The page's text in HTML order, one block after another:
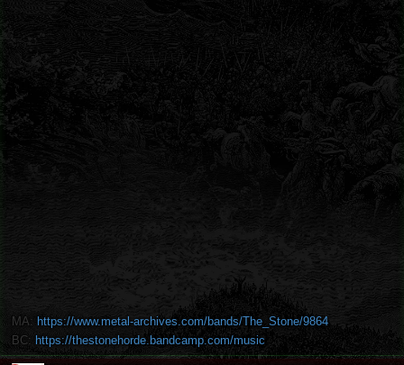
MA: https://www.metal-archives.com/bands/The_Stone/9864
BC: https://thestonehorde.bandcamp.com/music